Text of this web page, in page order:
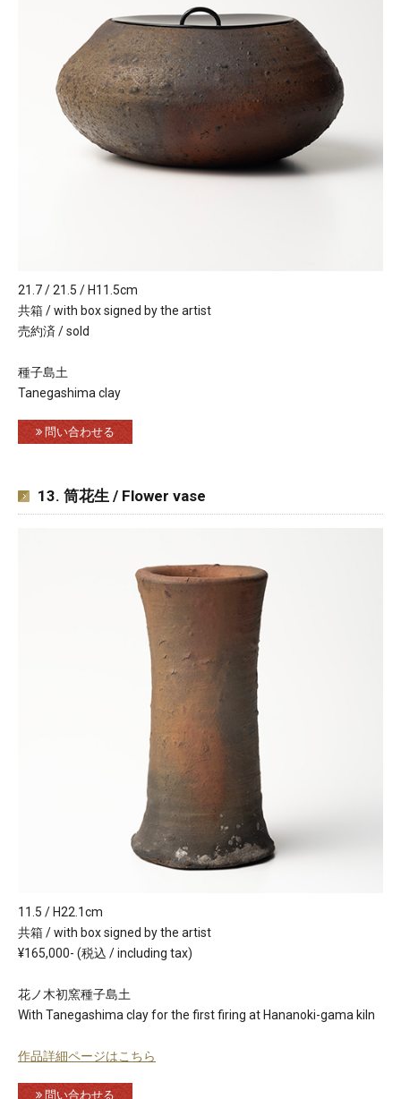
21.7 / 21.5 / H11.5cm
共箱 / with box signed by the artist
売約済 / sold
種子島土
Tanegashima clay
問い合わせる
13. 筒花生 / Flower vase
11.5 / H22.1cm
共箱 / with box signed by the artist
¥165,000- (税込 / including tax)
花ノ木初窯種子島土
With Tanegashima clay for the first firing at Hananoki-gama kiln
作品詳細ページはこちら
問い合わせる